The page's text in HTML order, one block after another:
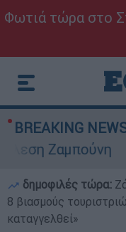
Φωτιά τώρα στο
BREAKING
Ζαμπούνη
δημοφιλές τώρα:
8 βιασμούς
καταγγελθεί»